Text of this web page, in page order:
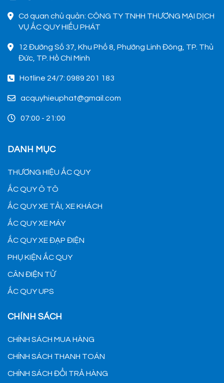
Cơ quan chủ quản: CÔNG TY TNHH THƯƠNG MẠI DỊCH
VỤ ẮC QUY HIẾU PHÁT
12 Đường Số 37, Khu Phố 8, Phường Linh Đông, TP. Thủ
Đức, TP. Hồ Chí Minh
Hotline 24/7: 0989 201 183
acquyhieuphat@gmail.com
07:00 - 21:00
DANH MỤC
THƯƠNG HIỆU ẮC QUY
ẮC QUY Ô TÔ
ẮC QUY XE TẢI, XE KHÁCH
ẮC QUY XE MÁY
ẮC QUY XE ĐẠP ĐIỆN
PHỤ KIỆN ẮC QUY
CÂN ĐIỆN TỬ
ẮC QUY UPS
CHÍNH SÁCH
CHÍNH SÁCH MUA HÀNG
CHÍNH SÁCH THANH TOÁN
CHÍNH SÁCH ĐỔI TRẢ HÀNG